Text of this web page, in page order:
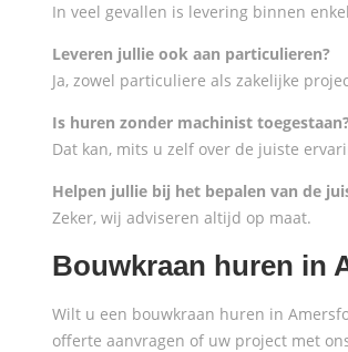
In veel gevallen is levering binnen
Leveren jullie ook aan particulieren?
Ja, zowel particuliere als zakelijke
Is huren zonder machinist
Dat kan, mits u zelf over de juiste
Helpen jullie bij het bepalen van de
Zeker, wij adviseren altijd op maat.
Bouwkraan huren in
Wilt u een bouwkraan huren in
offerte aanvragen of uw project met